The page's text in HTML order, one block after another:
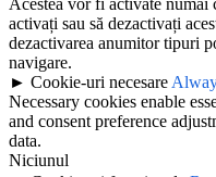
Acestea vor fi activate numai
activați sau să dezactivați
dezactivarea anumitor tipuri
navigare.
► Cookie-uri necesare
Necessary cookies enable
and consent preference
data.
Niciunul